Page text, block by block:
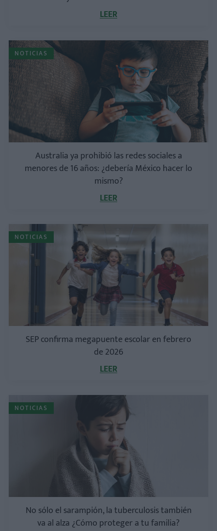
LEER
NOTICIAS
Australia ya prohibió las redes sociales a
menores de 16 años: ¿debería México hacer lo
mismo?
LEER
NOTICIAS
SEP confirma megapuente escolar en febrero
de 2026
LEER
NOTICIAS
No sólo el sarampión, la tuberculosis también
va al alza ¿Cómo proteger a tu familia?